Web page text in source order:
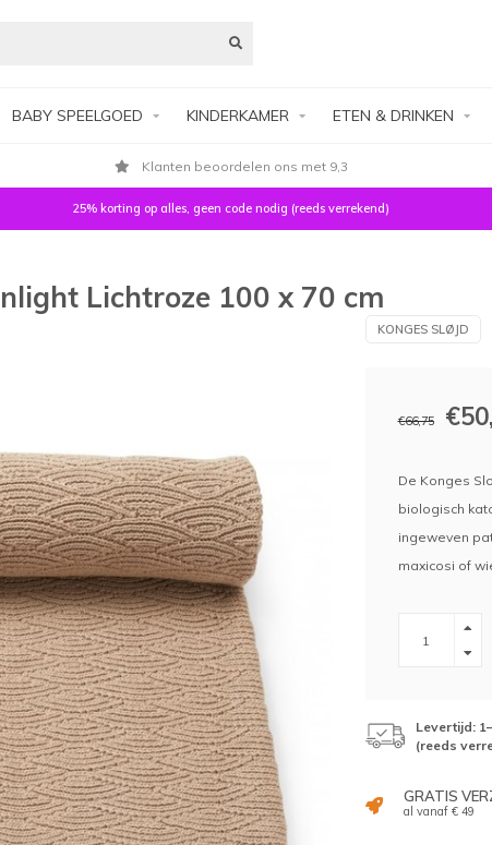
BABY SPEELGOED KINDERKAMER ETEN & DRINKEN
Klanten beoordelen ons met 9,3
25% korting op alles, geen code nodig (reeds verrekend)
Lichtroze 100 x 70 cm
KONGES SLØJD
€66,75
De Konges
biologisch
ingeweven
maxicosi of
Levertijd:
(reeds
GRATIS
al vanaf € 49